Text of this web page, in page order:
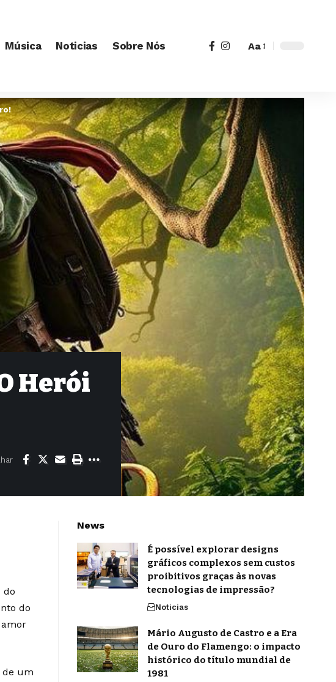
Música Noticias Sobre Nós Aa
Herói
do
do
de um
News
É possível explorar designs
gráficos complexos sem custos
proibitivos graças às novas
tecnologias de impressão?
Noticias
Mário Augusto de Castro e a Era
de Ouro do Flamengo: o impacto
histórico do título mundial de
1981